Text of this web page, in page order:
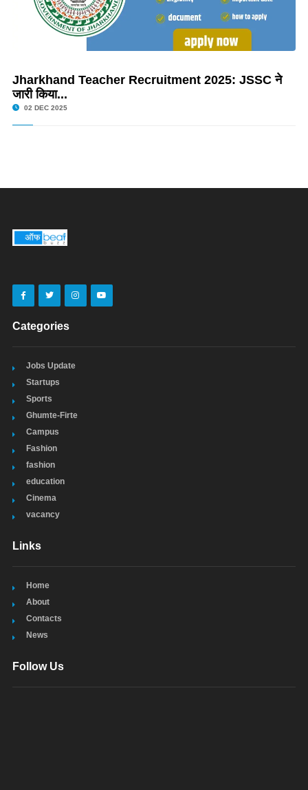
Jharkhand Teacher Recruitment 2025: JSSC ने
जारी किया...
02 DEC 2025
Categories
Jobs Update
Startups
Sports
Ghumte-Firte
Campus
Fashion
fashion
education
Cinema
vacancy
Links
Home
About
Contacts
News
Follow Us